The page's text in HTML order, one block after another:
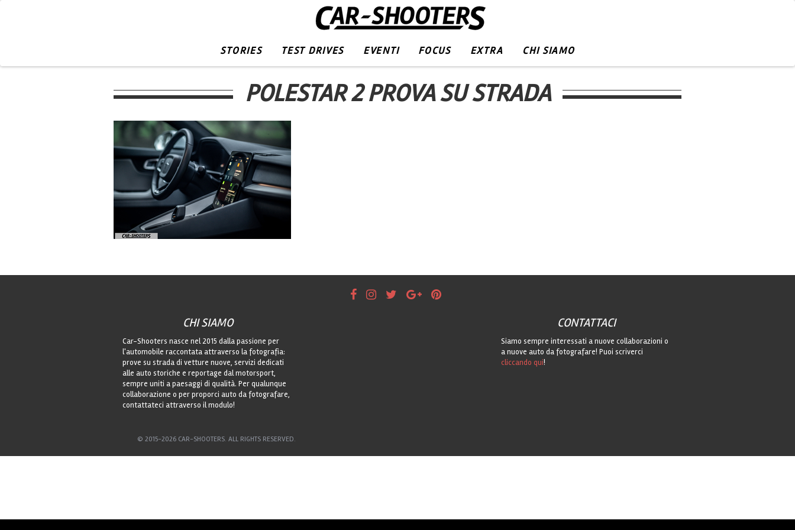
STORIES TEST DRIVES EVENTI FOCUS EXTRA CHI SIAMO
POLESTAR 2 PROVA SU STRADA
CHI SIAMO
Car-Shooters nasce nel 2015 dalla passione per
l'automobile raccontata attraverso la fotografia:
prove su strada di vetture nuove, servizi dedicati
alle auto storiche e reportage dal motorsport,
sempre uniti a paesaggi di qualità. Per qualunque
collaborazione o per proporci auto da fotografare,
contattateci attraverso il modulo!
CONTATTACI
Siamo sempre interessati a nuove collaborazioni o
a nuove auto da fotografare! Puoi scriverci
cliccando qui!
© 2015-2026 CAR-SHOOTERS. ALL RIGHTS RESERVED.